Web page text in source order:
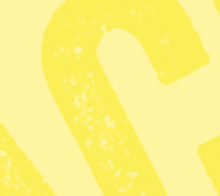
Att ha kläder som håller länge är ett bra
sätt att undvika att belasta miljön. Ett
annat bra sätt är att vara försiktig med
kläderna och till exempel inte tvätta så
ofta. Om du hänger ut kläderna på
vädring över natten kan du ofta vänta med
att slänga dem i tvättkorgen.
Att veta hur man ska få bort fläckar är också bra – för
även om byxorna håller i flera år vill man kanske inte gå
omkring med synliga fläckar. Här är några tips om hur
du kan få bort jobbiga fläckar.